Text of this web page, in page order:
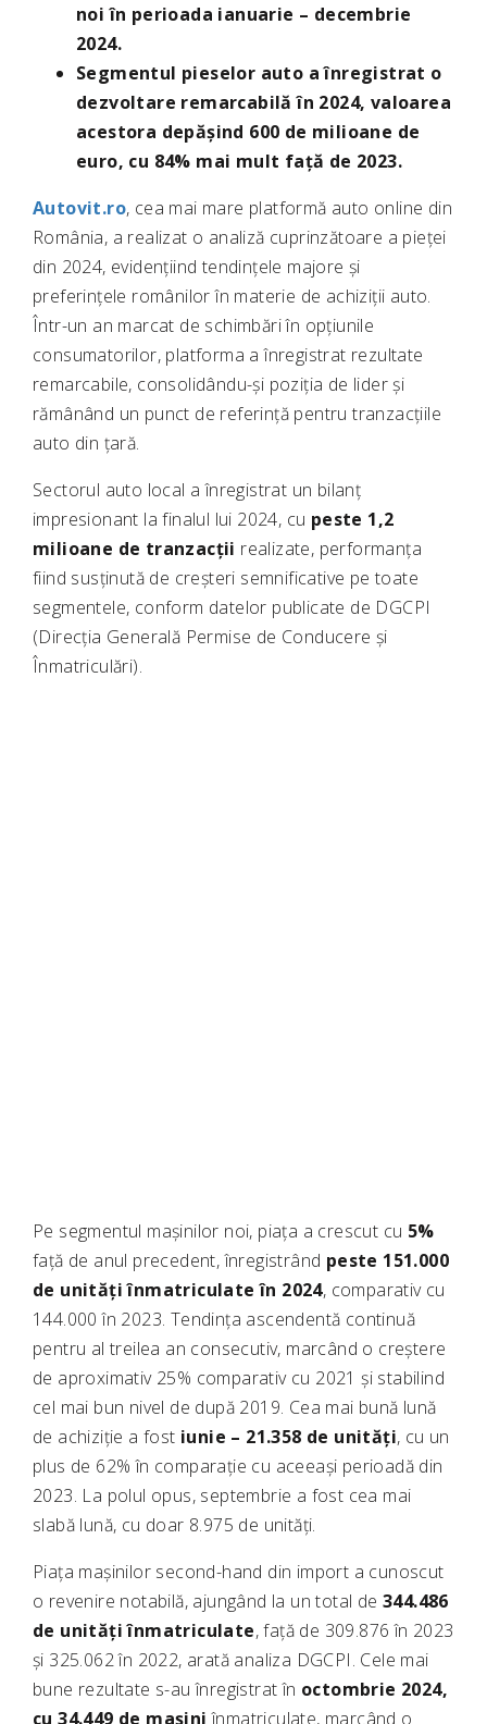
noi în perioada ianuarie – decembrie
2024.
Segmentul pieselor auto a înregistrat o
dezvoltare remarcabilă în 2024, valoarea
acestora depășind 600 de milioane de
euro, cu 84% mai mult față de 2023.
Autovit.ro, cea mai mare platformă auto online din
România, a realizat o analiză cuprinzătoare a pieței
din 2024, evidențiind tendințele majore și
preferințele românilor în materie de achiziții auto.
Într-un an marcat de schimbări în opțiunile
consumatorilor, platforma a înregistrat rezultate
remarcabile, consolidându-și poziția de lider și
rămânând un punct de referință pentru tranzacțiile
auto din țară.
Sectorul auto local a înregistrat un bilanț
impresionant la finalul lui 2024, cu peste 1,2
milioane de tranzacții realizate, performanța
fiind susținută de creșteri semnificative pe toate
segmentele, conform datelor publicate de DGCPI
(Direcția Generală Permise de Conducere și
Înmatriculări).
Pe segmentul mașinilor noi, piața a crescut cu 5%
față de anul precedent, înregistrând peste 151.000
de unități înmatriculate în 2024, comparativ cu
144.000 în 2023. Tendința ascendentă continuă
pentru al treilea an consecutiv, marcând o creștere
de aproximativ 25% comparativ cu 2021 și stabilind
cel mai bun nivel de după 2019. Cea mai bună lună
de achiziție a fost iunie – 21.358 de unități, cu un
plus de 62% în comparație cu aceeași perioadă din
2023. La polul opus, septembrie a fost cea mai
slabă lună, cu doar 8.975 de unități.
Piața mașinilor second-hand din import a cunoscut
o revenire notabilă, ajungând la un total de 344.486
de unități înmatriculate, față de 309.876 în 2023
și 325.062 în 2022, arată analiza DGCPI. Cele mai
bune rezultate s-au înregistrat în octombrie 2024,
cu 34.449 de mașini înmatriculate, marcând o